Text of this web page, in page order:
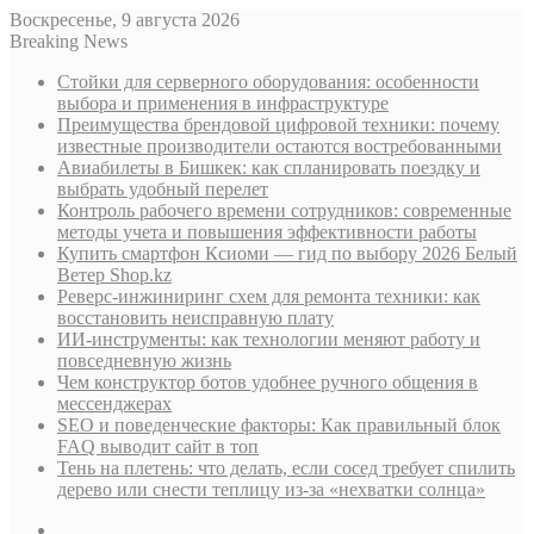
Воскресенье, 9 августа 2026
Breaking News
Стойки для серверного оборудования: особенности
выбора и применения в инфраструктуре
Преимущества брендовой цифровой техники: почему
известные производители остаются востребованными
Авиабилеты в Бишкек: как спланировать поездку и
выбрать удобный перелет
Контроль рабочего времени сотрудников: современные
методы учета и повышения эффективности работы
Купить смартфон Ксиоми — гид по выбору 2026 Белый
Ветер Shop.kz
Реверс-инжиниринг схем для ремонта техники: как
восстановить неисправную плату
ИИ-инструменты: как технологии меняют работу и
повседневную жизнь
Чем конструктор ботов удобнее ручного общения в
мессенджерах
SEO и поведенческие факторы: Как правильный блок
FAQ выводит сайт в топ
Тень на плетень: что делать, если сосед требует спилить
дерево или снести теплицу из-за «нехватки солнца»